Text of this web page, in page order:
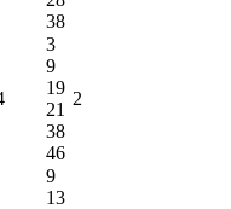
38
3
9
19
21
38
46
2
9
13